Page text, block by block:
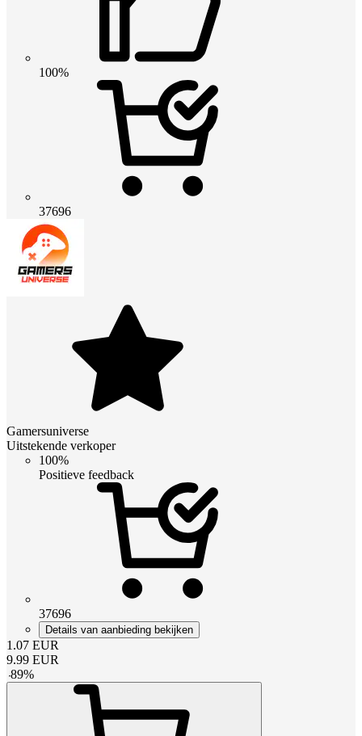
100%
37696
Gamersuniverse
Uitstekende verkoper
100%
Positieve feedback
37696
Details van aanbieding bekijken
1.07 EUR
9.99 EUR
-89%